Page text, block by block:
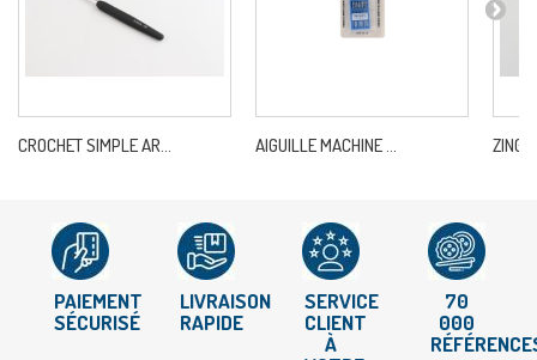
CROCHET SIMPLE AR... AIGUILLE MACHINE ... ZING-
PAIEMENT
SÉCURISÉ
LIVRAISON
RAPIDE
SERVICE
CLIENT
À
70
000